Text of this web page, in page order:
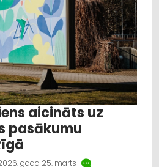
aicināts uz
pasākumu
gada 25. marts